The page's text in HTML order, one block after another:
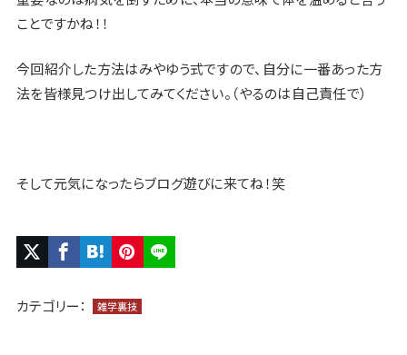
ことですかね！！
今回紹介した方法はみやゆう式ですので、自分に一番あった方
法を皆様見つけ出してみてください。（やるのは自己責任で）
そして元気になったらブログ遊びに来てね！笑
カテゴリー： 雑学裏技